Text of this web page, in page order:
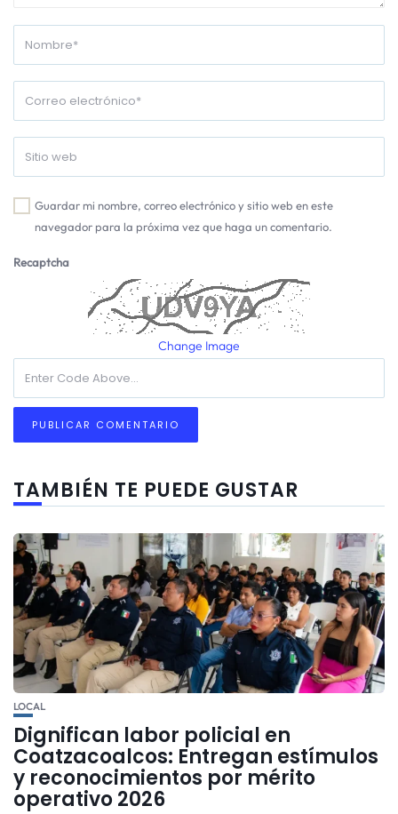
Guardar mi nombre, correo electrónico y sitio web en este
navegador para la próxima vez que haga un comentario.
Recaptcha
Change Image
TAMBIÉN TE PUEDE GUSTAR
LOCAL
Dignifican labor policial en
Coatzacoalcos: Entregan estímulos
y reconocimientos por mérito
operativo 2026